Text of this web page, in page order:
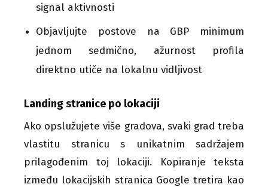
signal aktivnosti
Objavljujte postove na GBP minimum
jednom sedmično, ažurnost profila
direktno utiče na lokalnu vidljivost
Landing stranice po lokaciji
Ako opslužujete više gradova, svaki grad treba
vlastitu stranicu s unikatnim sadržajem
prilagođenim toj lokaciji. Kopiranje teksta
između lokacijskih stranica Google tretira kao